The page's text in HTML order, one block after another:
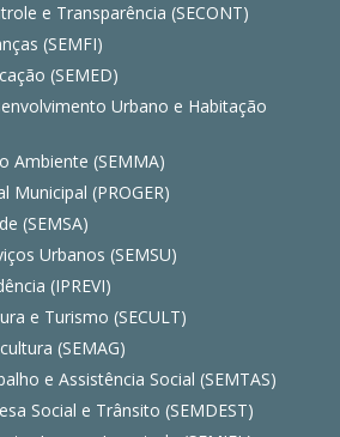
e Transparência (SECONT)
(SEMFI)
(SEMED)
Urbano e Habitação
Ambiente (SEMMA)
Municipal (PROGER)
(SEMSA)
Urbanos (SEMSU)
(IPREVI)
e Turismo (SECULT)
(SEMAG)
e Assistência Social (SEMTAS)
Social e Trânsito (SEMDEST)